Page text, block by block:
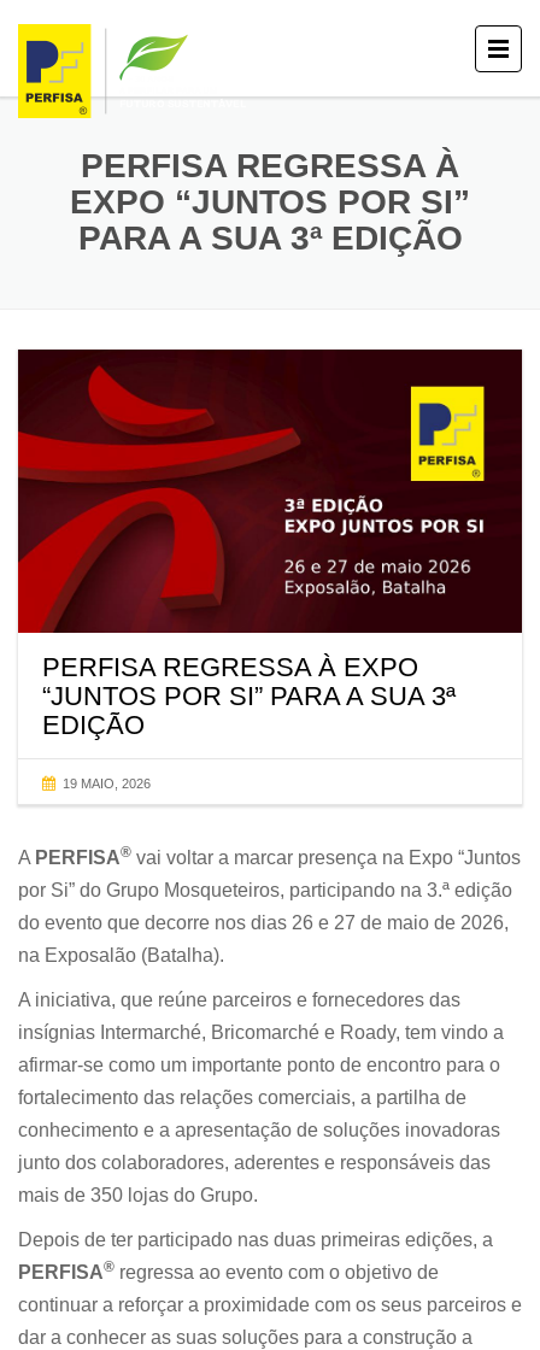
PERFISA REGRESSA À
EXPO “JUNTOS POR SI”
PARA A SUA 3ª EDIÇÃO
PERFISA REGRESSA À EXPO
“JUNTOS POR SI” PARA A SUA 3ª
EDIÇÃO
19 MAIO, 2026
A PERFISA® vai voltar a marcar presença na Expo “Juntos
por Si” do Grupo Mosqueteiros, participando na 3.ª edição
do evento que decorre nos dias 26 e 27 de maio de 2026,
na Exposalão (Batalha).
A iniciativa, que reúne parceiros e fornecedores das
insígnias Intermarché, Bricomarché e Roady, tem vindo a
afirmar-se como um importante ponto de encontro para o
fortalecimento das relações comerciais, a partilha de
conhecimento e a apresentação de soluções inovadoras
junto dos colaboradores, aderentes e responsáveis das
mais de 350 lojas do Grupo.
Depois de ter participado nas duas primeiras edições, a
PERFISA® regressa ao evento com o objetivo de
continuar a reforçar a proximidade com os seus parceiros e
dar a conhecer as suas soluções para a construção a